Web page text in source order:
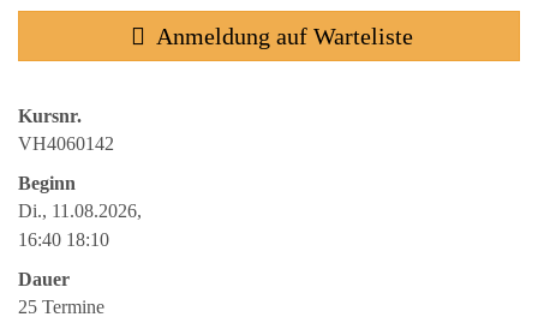
Anmeldung auf Warteliste
Kursnr.
VH4060142
Beginn
Di., 11.08.2026,
16:40 18:10
Dauer
25 Termine